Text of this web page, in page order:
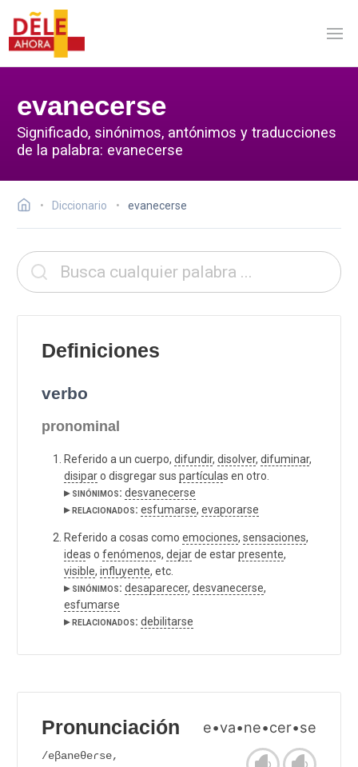
evanecerse
Significado, sinónimos, antónimos y traducciones
de la palabra: evanecerse
Diccionario evanecerse
Definiciones
verbo
pronominal
Referido a un cuerpo, difundir, disolver, difuminar,
disiparo disgregar sus partículas en otro.
▸ sinónimos: desvanecerse
▸ relacionados: esfumarse, evaporarse
Referido a cosas como emociones, sensaciones,
ideas o fenómenos, dejarde estarpresente,
visible, influyente, etc.
▸ sinónimos: desaparecer, desvanecerse,
esfumarse
▸ relacionados: debilitarse
Pronunciación e•va•ne•cer•se
/eβaneθeɾse,